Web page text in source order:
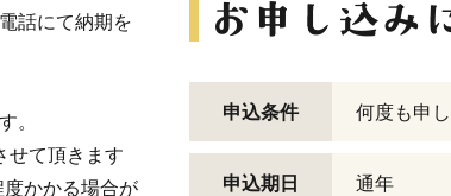
話にて納期を
。
せて頂きます
かかる場合が
申込条件 何度も申
申込期日 通年